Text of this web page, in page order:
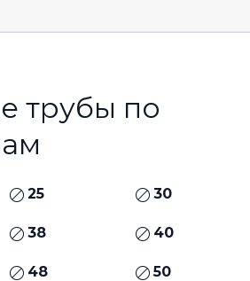
трубы по
25 30
38 40
48 50